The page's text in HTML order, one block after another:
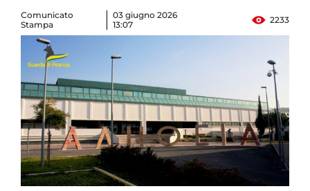
Comunicato
Stampa
03 giugno 2026
13:07
2233